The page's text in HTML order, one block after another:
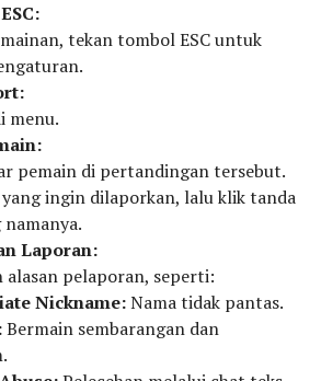
tekan tombol ESC untuk
menu.
pemain di pertandingan tersebut.
ingin dilaporkan, lalu klik tanda
Laporan:
alasan pelaporan, seperti:
Nickname:Nama tidak pantas.
Bermain sembarangan dan